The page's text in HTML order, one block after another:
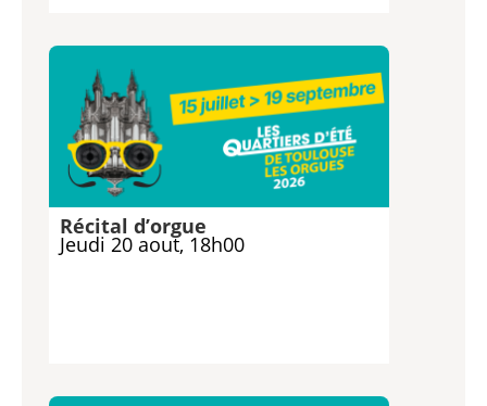
Récital d’orgue
Jeudi 20 aout, 18h00